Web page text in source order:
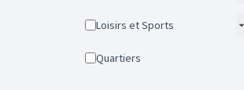
Loisirs et Sports
Quartiers